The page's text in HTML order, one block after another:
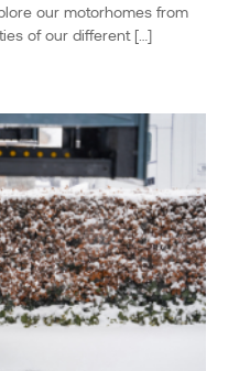
our motorhomes from
of our different […]